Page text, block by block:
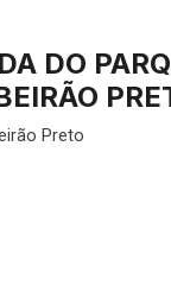
DO
Preto